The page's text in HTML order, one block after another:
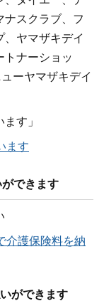
ナスクラブ、フ
、ヤマザキデイ
トナーショッ
ーヤマザキデイ
す」
ます
できます
護保険料を納
ができます